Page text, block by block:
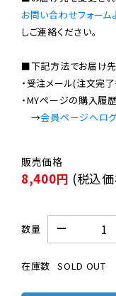
お問い合わせフォーム
しご連絡ください。
■下記方法でお届け先
・受注メール(注文完
・MYページの購入履
→会員ページへロ
8,400円 (税込
数量
在庫数 SOLD OUT